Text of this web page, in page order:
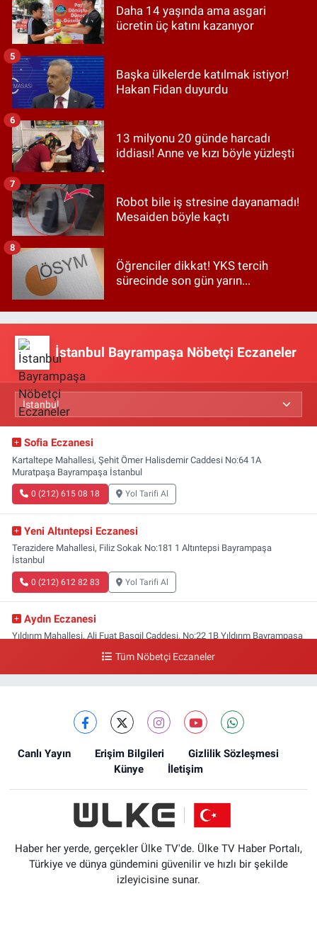
Daha 14 yaşında ama asgari
ücretin üç katını kazanıyor
Başka ülkelerde katılmak istiyor!
Hakan Fidan duyurdu
5
13 milyonu 20 günde harcadı
iddiası! Anne ve kızı böyle yüzleşti
6
Robot bile iş stresine dayanamadı!
Mesaiden böyle kaçtı
7
Öğrenciler dikkat! YKS tercih
sürecinde son gün yarın...
8
İstanbul Bayrampaşa Nöbetçi Eczaneler
Sofia Eczanesi
Kartaltepe Mahallesi, Şehit Ömer Halisdemir Caddesi No:64 1A
Muratpaşa Bayrampaşa İstanbul
0 (212) 615 08 18 Yol Tarifi Al
Yeni Altıntepsi Eczanesi
Terazidere Mahallesi, Filiz Sokak No:181 1 Altıntepsi Bayrampaşa
İstanbul
0 (212) 612 82 83 Yol Tarifi Al
Aydın Eczanesi
Yıldırım Mahallesi, Ali Fuat Başgil Caddesi, No:22 1B Yıldırım Bayrampaşa
Tüm Nöbetçi Eczaneler
Canlı Yayın Erişim Bilgileri
Gizlilik Sözleşmesi
Künye
İletişim
Haber her yerde, gerçekler Ülke TV'de. Ülke TV Haber Portalı,
Türkiye ve dünya gündemini güvenilir ve hızlı bir şekilde
izleyicisine sunar.